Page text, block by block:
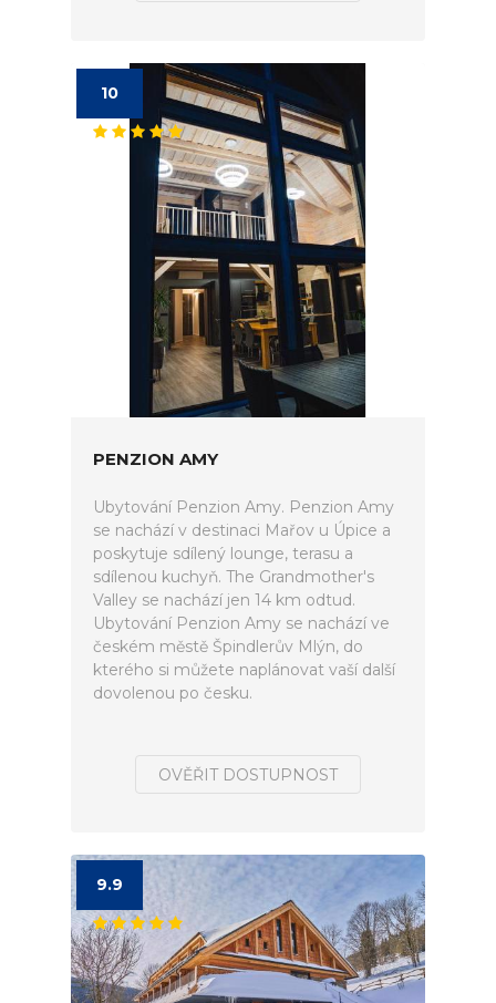
10
PENZION AMY
Ubytování Penzion Amy. Penzion Amy
se nachází v destinaci Mařov u Úpice a
poskytuje sdílený lounge, terasu a
sdílenou kuchyň. The Grandmother's
Valley se nachází jen 14 km odtud.
Ubytování Penzion Amy se nachází ve
českém městě Špindlerův Mlýn, do
kterého si můžete naplánovat vaší další
dovolenou po česku.
OVĚŘIT DOSTUPNOST
9.9